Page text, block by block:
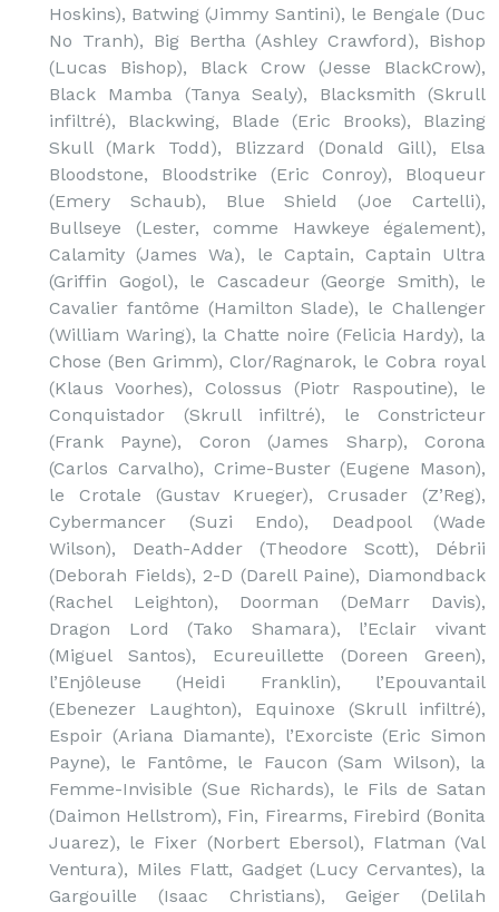
Hoskins), Batwing (Jimmy Santini), le Bengale (Duc
No Tranh), Big Bertha (Ashley Crawford), Bishop
(Lucas Bishop), Black Crow (Jesse BlackCrow),
Black Mamba (Tanya Sealy), Blacksmith (Skrull
infiltré), Blackwing, Blade (Eric Brooks), Blazing
Skull (Mark Todd), Blizzard (Donald Gill), Elsa
Bloodstone, Bloodstrike (Eric Conroy), Bloqueur
(Emery Schaub), Blue Shield (Joe Cartelli),
Bullseye (Lester, comme Hawkeye également),
Calamity (James Wa), le Captain, Captain Ultra
(Griffin Gogol), le Cascadeur (George Smith), le
Cavalier fantôme (Hamilton Slade), le Challenger
(William Waring), la Chatte noire (Felicia Hardy), la
Chose (Ben Grimm), Clor/Ragnarok, le Cobra royal
(Klaus Voorhes), Colossus (Piotr Raspoutine), le
Conquistador (Skrull infiltré), le Constricteur
(Frank Payne), Coron (James Sharp), Corona
(Carlos Carvalho), Crime-Buster (Eugene Mason),
le Crotale (Gustav Krueger), Crusader (Z’Reg),
Cybermancer (Suzi Endo), Deadpool (Wade
Wilson), Death-Adder (Theodore Scott), Débrii
(Deborah Fields), 2-D (Darell Paine), Diamondback
(Rachel Leighton), Doorman (DeMarr Davis),
Dragon Lord (Tako Shamara), l’Eclair vivant
(Miguel Santos), Ecureuillette (Doreen Green),
l’Enjôleuse (Heidi Franklin), l’Epouvantail
(Ebenezer Laughton), Equinoxe (Skrull infiltré),
Espoir (Ariana Diamante), l’Exorciste (Eric Simon
Payne), le Fantôme, le Faucon (Sam Wilson), la
Femme-Invisible (Sue Richards), le Fils de Satan
(Daimon Hellstrom), Fin, Firearms, Firebird (Bonita
Juarez), le Fixer (Norbert Ebersol), Flatman (Val
Ventura), Miles Flatt, Gadget (Lucy Cervantes), la
Gargouille (Isaac Christians), Geiger (Delilah